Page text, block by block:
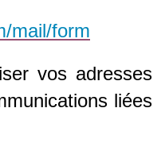
mail/form
vos adresses
liées